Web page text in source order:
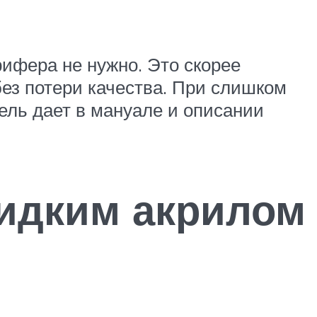
не нужно. Это скорее
потери качества. При слишком
дает в мануале и описании
акрилом